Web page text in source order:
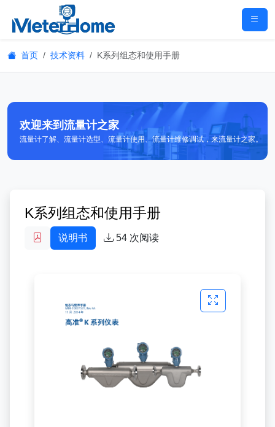
首页 技术资料 K系列组态和使用手册
欢迎来到流量计之家
流量计了解、流量计选型、流量计使用、流量计维修调试，来流量计之家。
K系列组态和使用手册
说明书 54 次阅读